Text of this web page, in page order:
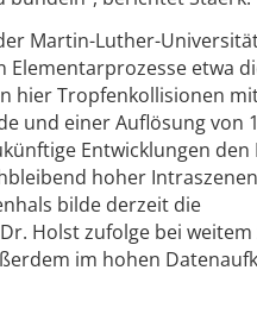
Martin-Luther-
etwa
hier Tropfenkollisionen
und einer Auflösung von
Entwicklungen den
hoher
bilde derzeit die
Holst zufolge bei weitem
im hohen